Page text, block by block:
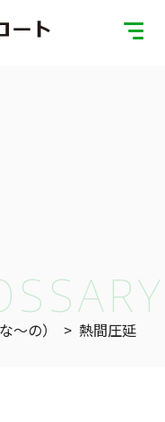
取り組み
の基礎知識
問い合わせ
〜の） > 熱間圧延